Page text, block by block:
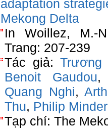
adaptation
Mekong Delta
In Woillez, M.-
Trang: 207-239
Tác giả:Trương
Benoit Gaudou
Quang Nghi,
Thu, Philip
Tạp chí: The